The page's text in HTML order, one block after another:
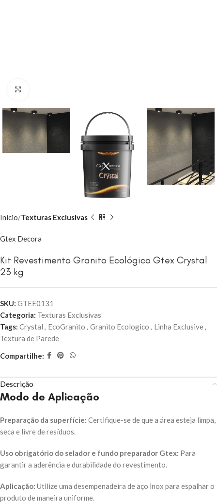
Início Texturas Exclusivas
Gtex Decora
Kit Revestimento Granito Ecológico Gtex Crystal
23 kg
SKU: GTEE0131
Categoria: Texturas Exclusivas
Tags: Crystal , EcoGranito , Granito Ecologico , Linha Exclusive,
Textura de Parede
Compartilhe:
Descrição
Modo de Aplicação
Preparação da superfície: Certifique-se de que a área esteja limpa,
seca e livre de resíduos.
Uso obrigatório do selador e fundo preparador Gtex: Para
garantir a aderência e durabilidade do revestimento.
Aplicação: Utilize uma desempenadeira de aço inox para espalhar o
produto de maneira uniforme.